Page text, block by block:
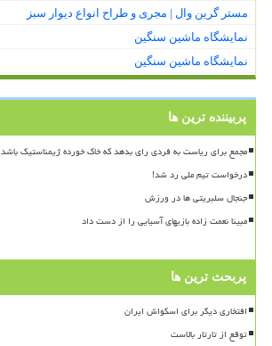
مستر گرین وال | مجری و طراح انواع دیوار سبز
نمایشگاه ماشین سنگین
نمایشگاه ماشین سنگین
پربیننده ترین ها
مجمع برای ریاست به فردی رای بدهد که خاک خورده ژیمناستیک باشد
درخواست تیم ملی رد شد!
جنجال سلبریتی ها در ورزش
مبینا نعمت زاده بازیهای آسیایی را از دست داد
پربحث ترین ها
افتخاری دیگر برای اسکواش ایران
توقع از تارتار بالاست